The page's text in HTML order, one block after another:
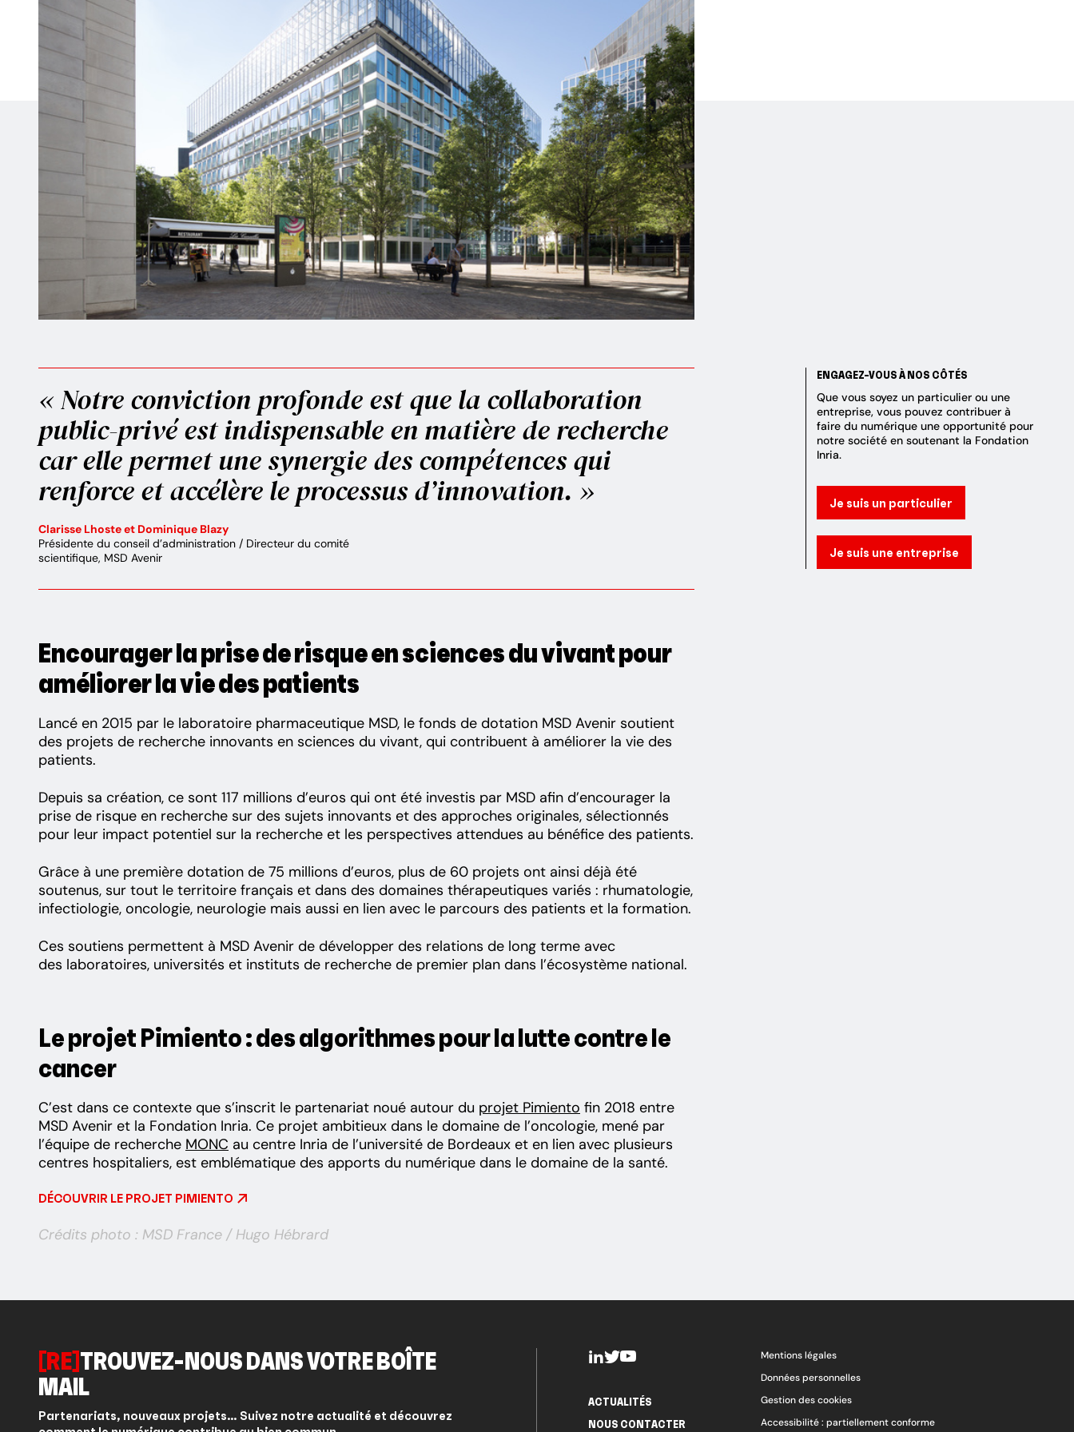
« Notre conviction profonde est que la collaboration
public-privé est indispensable en matière de recherche
car elle permet une synergie des compétences qui
renforce et accélère le processus d’innovation. »
Clarisse Lhoste et Dominique Blazy
Présidente du conseil d’administration / Directeur du comité
scientifique, MSD Avenir
Encourager la prise de risque en sciences du vivant pour
améliorer la vie des patients
Lancé en 2015 par le laboratoire pharmaceutique MSD, le fonds de dotation MSD Avenir soutient
des projets de recherche innovants en sciences du vivant, qui contribuent à améliorer la vie des
patients.
Depuis sa création, ce sont 117 millions d’euros qui ont été investis par MSD afin d’encourager la
prise de risque en recherche sur des sujets innovants et des approches originales, sélectionnés
pour leur impact potentiel sur la recherche et les perspectives attendues au bénéfice des patients.
Grâce à une première dotation de 75 millions d’euros, plus de 60 projets ont ainsi déjà été
soutenus, sur tout le territoire français et dans des domaines thérapeutiques variés : rhumatologie,
infectiologie, oncologie, neurologie mais aussi en lien avec le parcours des patients et la formation.
Ces soutiens permettent à MSD Avenir de développer des relations de long terme avec
des laboratoires, universités et instituts de recherche de premier plan dans l’écosystème national.
Le projet Pimiento : des algorithmes pour la lutte contre le
cancer
C’est dans ce contexte que s’inscrit le partenariat noué autour du projet Pimiento fin 2018 entre
MSD Avenir et la Fondation Inria. Ce projet ambitieux dans le domaine de l’oncologie, mené par
l’équipe de recherche MONC au centre Inria de l’université de Bordeaux et en lien avec plusieurs
centres hospitaliers, est emblématique des apports du numérique dans le domaine de la santé.
DÉCOUVRIR LE PROJET PIMIENTO
Crédits photo : MSD France / Hugo Hébrard
ENGAGEZ-VOUS À NOS CÔTÉS
Que vous soyez un particulier ou une
entreprise, vous pouvez contribuer à
faire du numérique une opportunité pour
notre société en soutenant la Fondation
Inria.
Je suis un particulier
Je suis une entreprise
[RE]TROUVEZ-NOUS DANS VOTRE BOÎTE
MAIL
Partenariats, nouveaux projets… Suivez notre actualité et découvrez
ACTUALITÉS
NOUS CONTACTER
Mentions légales
Données personnelles
Gestion des cookies
Accessibilité : partiellement conforme